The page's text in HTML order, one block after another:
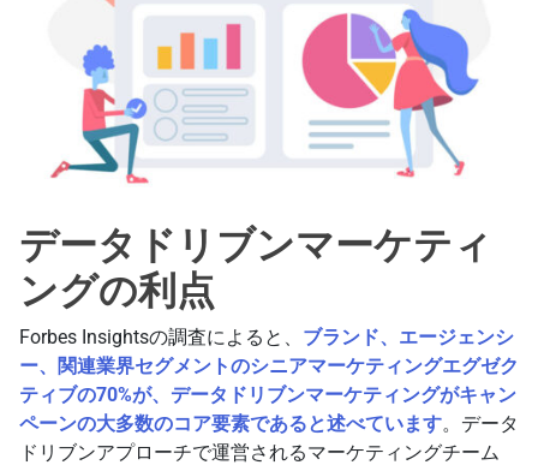
データドリブンマーケティ
ングの利点
Forbes Insightsの調査によると、 ブランド、エージェンシ
ー、関連業界セグメントのシニアマーケティングエグゼク
ティブの70%が、データドリブンマーケティングがキャン
ペーンの大多数のコア要素であると述べています。データ
ドリブンアプローチで運営されるマーケティングチーム